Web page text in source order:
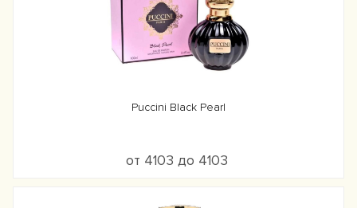
Puccini Black Pearl
от 4103 до 4103